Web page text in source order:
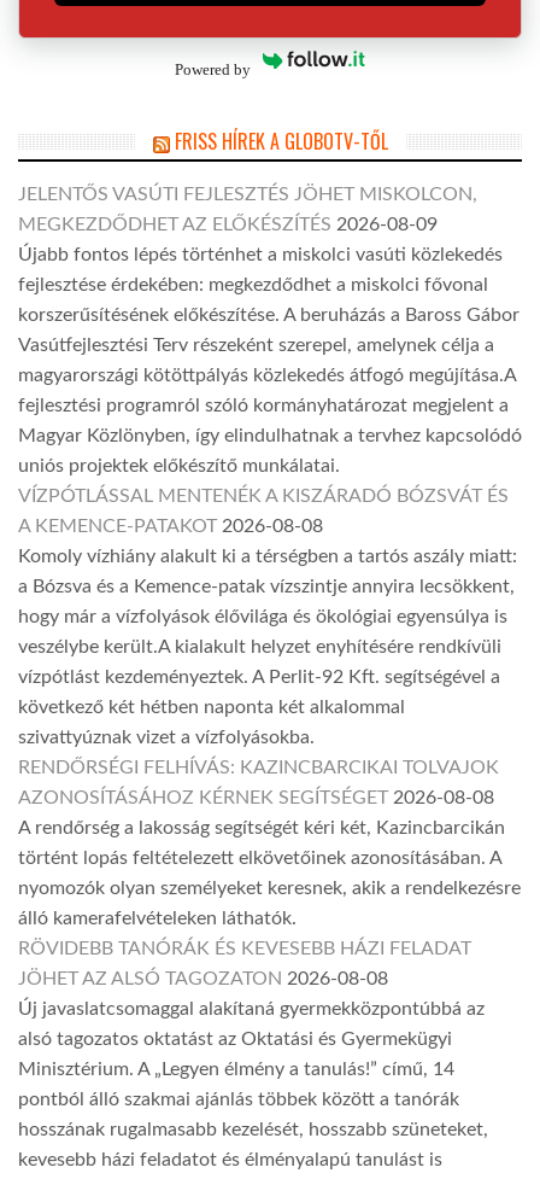
Powered by
FRISS HÍREK A GLOBOTV-TŐL
JELENTŐS VASÚTI FEJLESZTÉS JÖHET MISKOLCON,
MEGKEZDŐDHET AZ ELŐKÉSZÍTÉS 2026-08-09
Újabb fontos lépés történhet a miskolci vasúti közlekedés
fejlesztése érdekében: megkezdődhet a miskolci fővonal
korszerűsítésének előkészítése. A beruházás a Baross Gábor
Vasútfejlesztési Terv részeként szerepel, amelynek célja a
magyarországi kötöttpályás közlekedés átfogó megújítása.A
fejlesztési programról szóló kormányhatározat megjelent a
Magyar Közlönyben, így elindulhatnak a tervhez kapcsolódó
uniós projektek előkészítő munkálatai.
VÍZPÓTLÁSSAL MENTENÉK A KISZÁRADÓ BÓZSVÁT ÉS
A KEMENCE-PATAKOT 2026-08-08
Komoly vízhiány alakult ki a térségben a tartós aszály miatt:
a Bózsva és a Kemence-patak vízszintje annyira lecsökkent,
hogy már a vízfolyások élővilága és ökológiai egyensúlya is
veszélybe került.A kialakult helyzet enyhítésére rendkívüli
vízpótlást kezdeményeztek. A Perlit-92 Kft. segítségével a
következő két hétben naponta két alkalommal
szivattyúznak vizet a vízfolyásokba.
RENDŐRSÉGI FELHÍVÁS: KAZINCBARCIKAI TOLVAJOK
AZONOSÍTÁSÁHOZ KÉRNEK SEGÍTSÉGET 2026-08-08
A rendőrség a lakosság segítségét kéri két, Kazincbarcikán
történt lopás feltételezett elkövetőinek azonosításában. A
nyomozók olyan személyeket keresnek, akik a rendelkezésre
álló kamerafelvételeken láthatók.
RÖVIDEBB TANÓRÁK ÉS KEVESEBB HÁZI FELADAT
JÖHET AZ ALSÓ TAGOZATON 2026-08-08
Új javaslatcsomaggal alakítaná gyermekközpontúbbá az
alsó tagozatos oktatást az Oktatási és Gyermekügyi
Minisztérium. A „Legyen élmény a tanulás!” című, 14
pontból álló szakmai ajánlás többek között a tanórák
hosszának rugalmasabb kezelését, hosszabb szüneteket,
kevesebb házi feladatot és élményalapú tanulást is